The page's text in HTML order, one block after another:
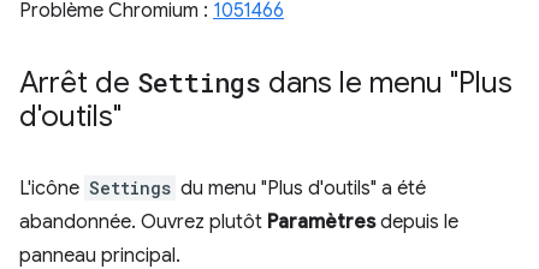
Problème Chromium : 1051466
Arrêt de Settings dans le menu "Plus
d'outils"
L'icône Settings du menu "Plus d'outils" a été
abandonnée. Ouvrez plutôt Paramètresdepuis le
panneau principal.